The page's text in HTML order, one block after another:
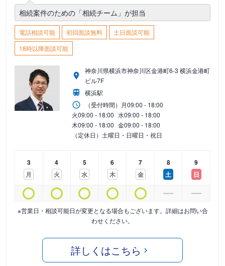
相続案件のための「相続チーム」が担当
電話相談可能 初回面談無料
土日面談可能
18時以降面談可能
神奈川県横浜市神奈川区金港町6-3 横浜金港町
ビル7F
横浜駅
（受付時間） 月09:00 - 18:00
火09:00 - 18:00 水09:00 - 18:00
木09:00 - 18:00 金09:00 - 18:00
（定休日）土曜日・日曜日・祝日
3
月
4
火
5
水
6
木
7
金
8
土
9
日
※営業日・相談可能日が変更となる場合もございます。詳細はお問い合
わせください。
詳しくはこちら